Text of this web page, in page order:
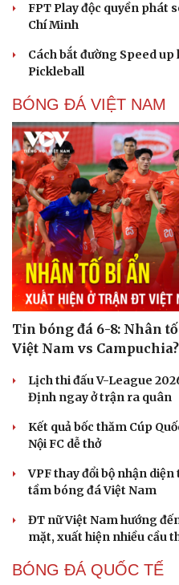
Cải chính
FPT Play độc quyền phát
Chí Minh
Cách bắt đường Speed
Pickleball
BÓNG ĐÁ VIỆT NAM
Tin bóng đá 6-8: Nhân
Việt Nam vs Campuchia?
Lịch thi đấu V-League
Định ngay ở trận ra quân
Kết quả bốc thăm Cúp
Nội FC dễ thở
VPF thay đổi bộ nhận
tầm bóng đá Việt Nam
ĐT nữ Việt Nam hướng
mặt, xuất hiện nhiều cầu
BÓNG ĐÁ QUỐC TẾ